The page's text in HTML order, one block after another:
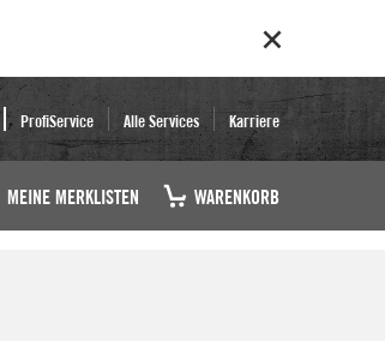
ProfiService Alle Services Karriere
MEINE MERKLISTEN WARENKORB